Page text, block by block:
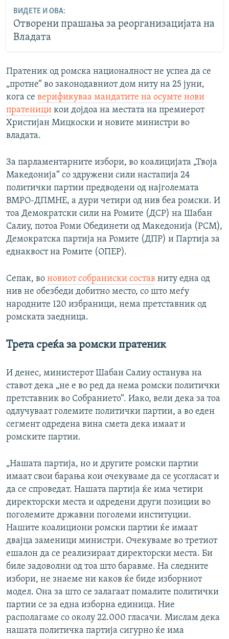
ВИДЕТЕ И ОВА:
Отворени прашања за реорганизацијата на
Владата
Пратеник од ромска националност не успеа да се
„протне“ во законодавниот дом ниту на 25 јуни,
кога се верификуваа мандатите на осумте нови
пратеници кои дојдоа на местата на премиерот
Христијан Мицкоски и новите министри во
владата.
За парламентарните избори, во коалицијата „Твоја
Македонија“ со здружени сили настапија 24
политички партии предводени од најголемата
ВМРО-ДПМНЕ, а дури четири од нив беа ромски. И
тоа Демократски сили на Ромите (ДСР) на Шабан
Салиу, потоа Роми Обединети од Македонија (РСМ),
Демократска партија на Ромите (ДПР) и Партија за
еднаквост на Ромите (ОПЕР).
Сепак, во новиот собраниски состав ниту една од
нив не обезбеди добитно место, со што меѓу
народните 120 избраници, нема претставник од
ромската заедница.
Трета среќа за ромски пратеник
И денес, министерот Шабан Салиу останува на
ставот дека „не е во ред да нема ромски политички
претставник во Собранието“. Иако, вели дека за тоа
одлучуваат големите политички партии, а во еден
сегмент одредена вина смета дека имаат и
ромските партии.
„Нашата партија, но и другите ромски партии
имаат свои барања кои очекуваме да се усогласат и
да се спроведат. Нашата партија ќе има четири
директорски места и одредени други позиции во
поголемите државни поголеми институции.
Нашите коалициони ромски партии ќе имаат
двајца заменици министри. Очекуваме во третиот
ешалон да се реализираат директорски места. Би
биле задоволни од тоа што баравме. На следните
избори, не знаеме ни каков ќе биде изборниот
модел. Она за што се залагаат помалите политички
партии се за една изборна единица. Ние
располагаме со околу 22.000 гласачи. Мислам дека
нашата политичка партија сигурно ќе има